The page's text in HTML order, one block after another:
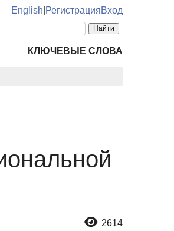
English РегистрацияВход
КЛЮЧЕВЫЕ СЛОВА
2614